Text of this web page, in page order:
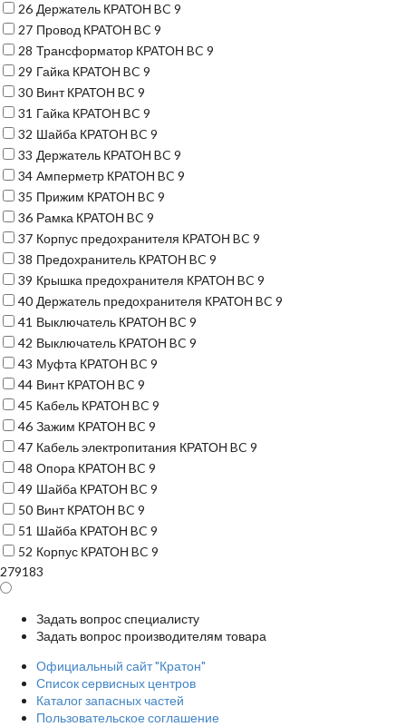
26 Держатель КРАТОН BC 9
27 Провод КРАТОН BC 9
28 Трансформатор КРАТОН BC 9
29 Гайка КРАТОН BC 9
30 Винт КРАТОН BC 9
31 Гайка КРАТОН BC 9
32 Шайба КРАТОН BC 9
33 Держатель КРАТОН BC 9
34 Амперметр КРАТОН BC 9
35 Прижим КРАТОН BC 9
36 Рамка КРАТОН BC 9
37 Корпус предохранителя КРАТОН BC 9
38 Предохранитель КРАТОН BC 9
39 Крышка предохранителя КРАТОН BC 9
40 Держатель предохранителя КРАТОН BC 9
41 Выключатель КРАТОН BC 9
42 Выключатель КРАТОН BC 9
43 Муфта КРАТОН BC 9
44 Винт КРАТОН BC 9
45 Кабель КРАТОН BC 9
46 Зажим КРАТОН BC 9
47 Кабель электропитания КРАТОН BC 9
48 Опора КРАТОН BC 9
49 Шайба КРАТОН BC 9
50 Винт КРАТОН BC 9
51 Шайба КРАТОН BC 9
52 Корпус КРАТОН BC 9
279183
Задать вопрос специалисту
Задать вопрос производителям товара
Официальный сайт "Кратон"
Список сервисных центров
Каталог запасных частей
Пользовательское соглашение